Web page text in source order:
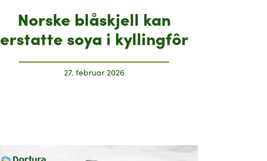
Norske blåskjell kan
erstatte soya i kyllingfôr
27. februar 2026